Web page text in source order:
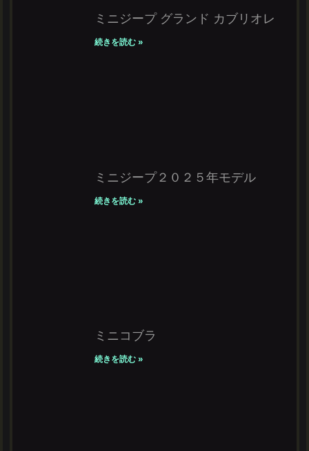
ミニジープ グランド カブリオレ
続きを読む »
ミニジープ２０２５年モデル
続きを読む »
ミニコブラ
続きを読む »